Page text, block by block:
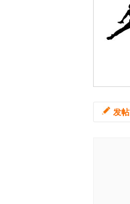
发帖